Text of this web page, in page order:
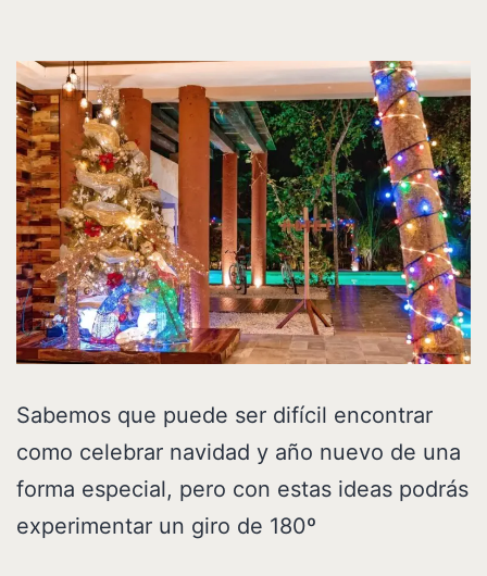
Sabemos que puede ser difícil encontrar
como celebrar navidad y año nuevo de una
forma especial, pero con estas ideas podrás
experimentar un giro de 180º